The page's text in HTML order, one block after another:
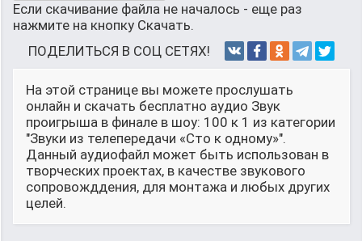
Если скачивание файла не началось - еще раз
нажмите на кнопку Скачать.
ПОДЕЛИТЬСЯ В СОЦ СЕТЯХ!
На этой странице вы можете прослушать
онлайн и скачать бесплатно аудио Звук
проигрыша в финале в шоу: 100 к 1 из категории
"Звуки из телепередачи «Сто к одному»".
Данный аудиофайл может быть использован в
творческих проектах, в качестве звукового
сопровожддения, для монтажа и любых других
целей.